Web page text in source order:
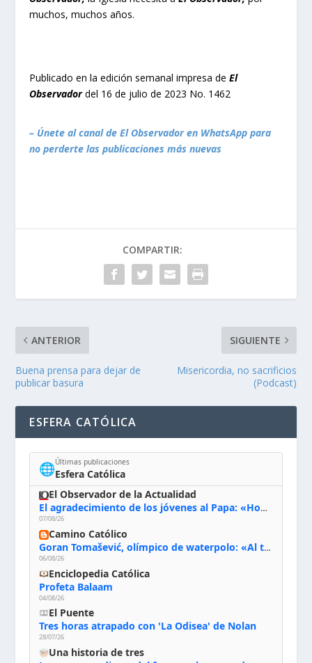
muchos, muchos años.
Publicado en la edición semanal impresa deEl
Observadordel 16 de julio de 2023 No. 1462
– Únete al canal de El Observador en WhatsApp para
no perderte las publicaciones más nuevas
COMPARTIR:
ANTERIOR
Buena prensa para dejar de
publicar basura
SIGUIENTE
Misericordia, no sacrificios
(Podcast)
ESFERA CATÓLICA
🌐Últimas publicaciones
Esfera Católica
El Observador de la Actualidad
El agradecimiento de los jóvenes al Papa: «Hoy nos sentimos Iglesia»
07/08/26
Camino Católico
Goran Tomašević, olímpico de waterpolo: «Al terminar el Camino de Santiago entregué mi vida a Cristo; hablé con Dios y le dije: ‘Estoy listo; estoy a tu servicio. Puedo llevar lo que sea necesario para ti’»
06/08/26
Enciclopedia Católica
Profeta Balaam
04/08/26
El Puente
Tres horas atrapado con 'La Odisea' de Nolan
28/07/26
Una historia de tres